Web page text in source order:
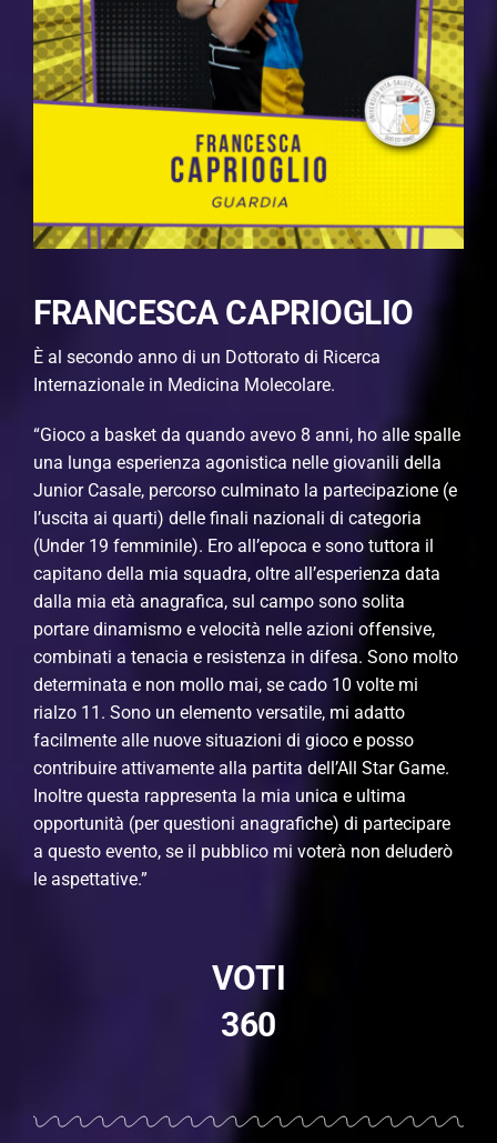
FRANCESCA CAPRIOGLIO
È al secondo anno di un Dottorato di Ricerca
Internazionale in Medicina Molecolare.
“Gioco a basket da quando avevo 8 anni, ho alle spalle
una lunga esperienza agonistica nelle giovanili della
Junior Casale, percorso culminato la partecipazione (e
l’uscita ai quarti) delle finali nazionali di categoria
(Under 19 femminile). Ero all’epoca e sono tuttora il
capitano della mia squadra, oltre all’esperienza data
dalla mia età anagrafica, sul campo sono solita
portare dinamismo e velocità nelle azioni offensive,
combinati a tenacia e resistenza in difesa. Sono molto
determinata e non mollo mai, se cado 10 volte mi
rialzo 11. Sono un elemento versatile, mi adatto
facilmente alle nuove situazioni di gioco e posso
contribuire attivamente alla partita dell’All Star Game.
Inoltre questa rappresenta la mia unica e ultima
opportunità (per questioni anagrafiche) di partecipare
a questo evento, se il pubblico mi voterà non deluderò
le aspettative.”
VOTI
360